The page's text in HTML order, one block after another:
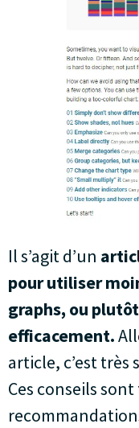
Il s’agit d’un
pour utiliser
graphs, ou
efficacement.
article, c’est
Ces conseils